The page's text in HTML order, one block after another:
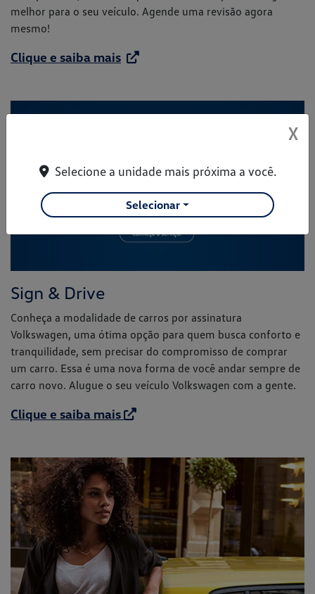
melhor para o seu veículo. Agende uma revisão agora
mesmo!
Clique e saiba mais
Sign & Drive
Conheça a modalidade de carros por assinatura
Volkswagen, uma ótima opção para quem busca conforto e
tranquilidade, sem precisar do compromisso de comprar
um carro. Essa é uma nova forma de você andar sempre de
carro novo. Alugue o seu veículo Volkswagen com a gente.
Clique e saiba mais
X
Selecione a unidade mais próxima a você.
Selecionar